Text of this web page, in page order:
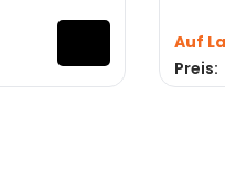
Auf
Preis:
Konto